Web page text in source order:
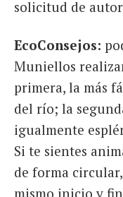
solicitud de
EcoConsejos:
Muniellos
primera, la más
del río; la
igualmente
Si te sientes
de forma
mismo inicio y